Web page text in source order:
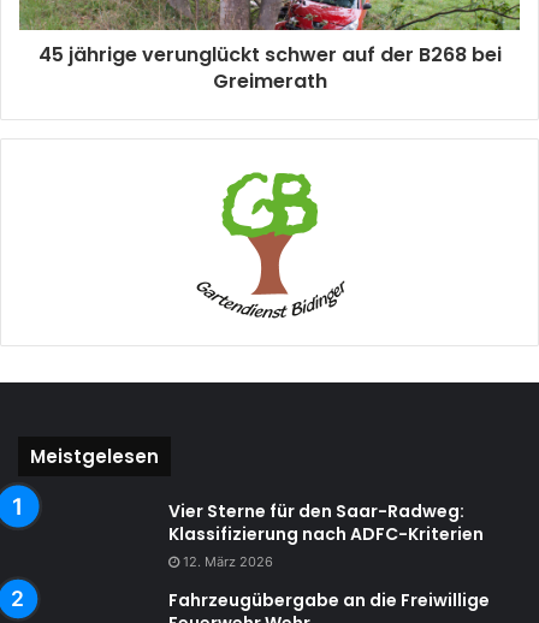
45 jährige verunglückt schwer auf der B268 bei
Greimerath
Meistgelesen
Vier Sterne für den Saar-Radweg:
Klassifizierung nach ADFC-Kriterien
12. März 2026
Fahrzeugübergabe an die Freiwillige